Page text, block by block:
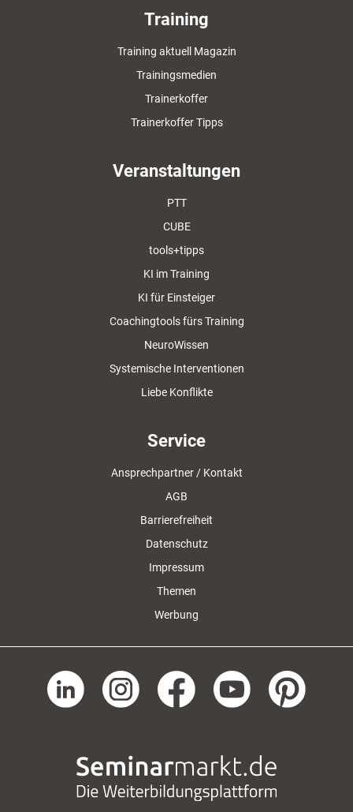
Training
Training aktuell Magazin
Trainingsmedien
Trainerkoffer
Trainerkoffer Tipps
Veranstaltungen
PTT
CUBE
tools+tipps
KI im Training
KI für Einsteiger
Coachingtools fürs Training
NeuroWissen
Systemische Interventionen
Liebe Konflikte
Service
Ansprechpartner / Kontakt
AGB
Barrierefreiheit
Datenschutz
Impressum
Themen
Werbung